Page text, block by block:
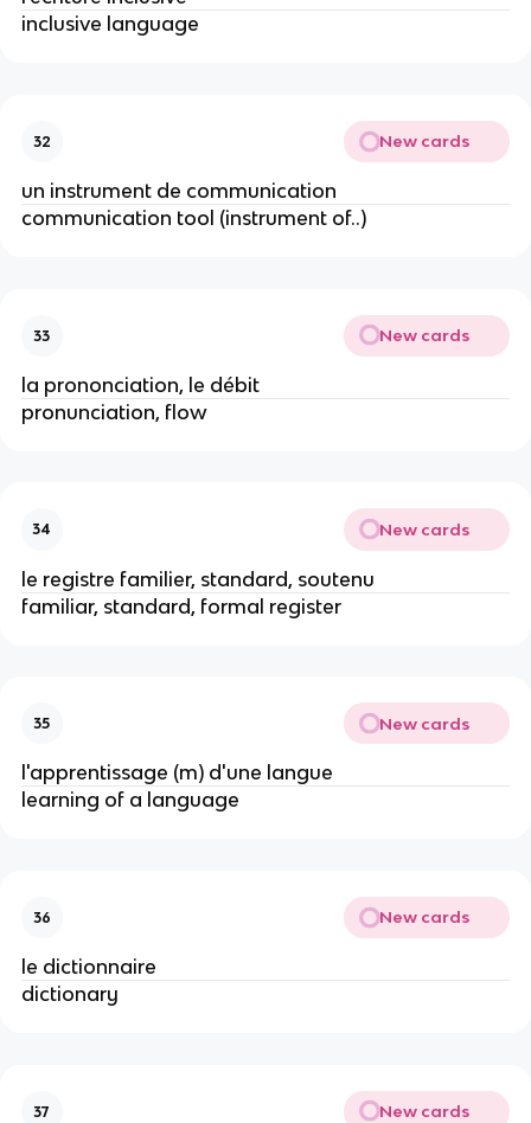
inclusive language
32 New cards
un instrument de communication
communication tool (instrument of..)
33 New cards
la prononciation, le débit
pronunciation, flow
34 New cards
le registre familier, standard, soutenu
familiar, standard, formal register
35 New cards
l'apprentissage (m) d'une langue
learning of a language
36 New cards
le dictionnaire
dictionary
37 New cards